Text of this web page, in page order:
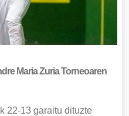
Maria Zuria Torneoaren
22-13 garaitu dituzte